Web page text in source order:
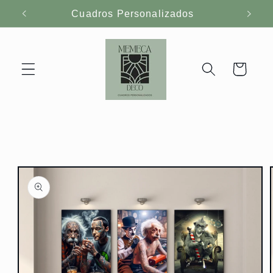
directamente
al contenido
Cuadros Personalizados
Carrito
directamente
información
del producto